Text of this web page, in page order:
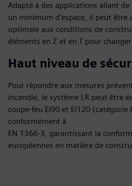
Adapté à des applications allant
un minimum d'espace, il peut être
optimale aux conditions de
éléments en Z et en T pour
Haut niveau de
Pour répondre aux mesures
incendie, le système LR peut être
coupe-feu EI90 et EI120 (catégorie
conformément à
EN 1366-3, garantissant la
européennes en matière de